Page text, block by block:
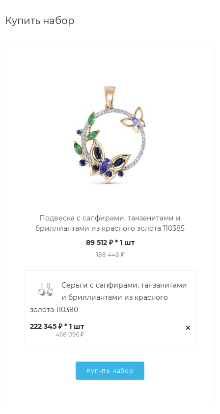
Купить набор
Подвеска с сапфирами, танзанитами и
бриллиантами из красного золота 110385
89 512 ₽* 1 шт
188 448 ₽
Серьги с сапфирами, танзанитами
и бриллиантами из красного
золота 110380
222 345 ₽ * 1 шт
468 096 ₽
Купить набор